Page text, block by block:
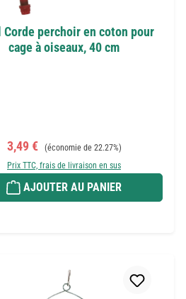
Corde perchoir en coton pour
cage à oiseaux, 40 cm
Prix de vente :
3,49 € Prix régulier :
(économie de 22.27%)
Prix TTC, frais de livraison en sus
AJOUTER AU PANIER